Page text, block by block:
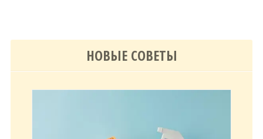
НОВЫЕ СОВЕТЫ